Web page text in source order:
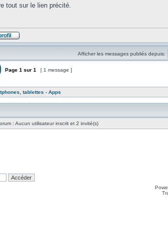
tout sur le lien précité.
Afficher les messages publiés depuis:
Page 1 sur 1 [ 1 message ]
tablettes - Apps
: Aucun utilisateur inscrit et 2 invité(s)